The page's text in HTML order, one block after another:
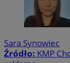
Sara Synowiec
Źródło: KMP